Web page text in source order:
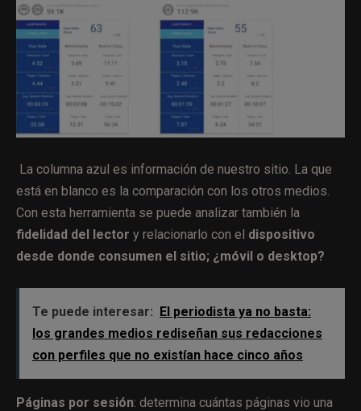
La columna azul es información de nuestro sitio. La que
está en blanco es la comparación con los otros medios.
Con esta herramienta se puede analizar también la
fidelidad del lector y relacionarlo con el dispositivo
desde donde consumen el sitio; ¿móvil o desktop?
Te puede interesar: El periodista ya no basta:
los grandes medios rediseñan sus redacciones
con perfiles que no existían hace cinco años
Páginas por sesión: determina cuántas páginas vio una